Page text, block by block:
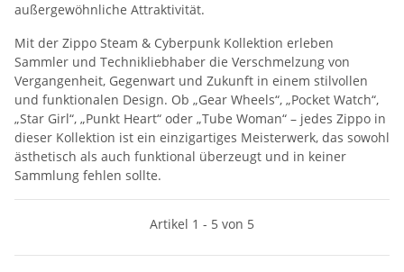
außergewöhnliche Attraktivität.
Mit der Zippo Steam & Cyberpunk Kollektion erleben
Sammler und Technikliebhaber die Verschmelzung von
Vergangenheit, Gegenwart und Zukunft in einem stilvollen
und funktionalen Design. Ob „Gear Wheels“, „Pocket Watch“,
„Star Girl“, „Punkt Heart“ oder „Tube Woman“ – jedes Zippo in
dieser Kollektion ist ein einzigartiges Meisterwerk, das sowohl
ästhetisch als auch funktional überzeugt und in keiner
Sammlung fehlen sollte.
Artikel 1 - 5 von 5